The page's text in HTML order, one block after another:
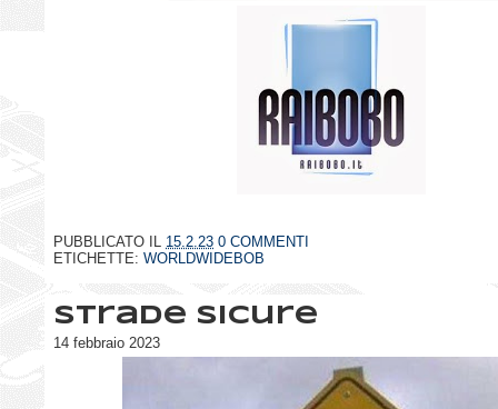
PUBBLICATO IL 15.2.23 0 COMMENTI
ETICHETTE: WORLDWIDEBOB
Strade sicure
14 febbraio 2023